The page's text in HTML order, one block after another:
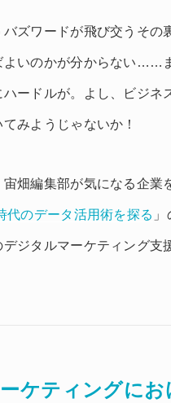
バズワードが飛び交うそ
よいのかが分からない……
ードルが。よし、ビジネ
みようじゃないか！
畑編集部が気になる企業
代のデータ活用術を探る
デジタルマーケティング
ケティングに